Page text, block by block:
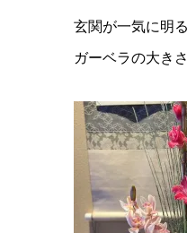
玄関が一気に明
ガーベラの大き